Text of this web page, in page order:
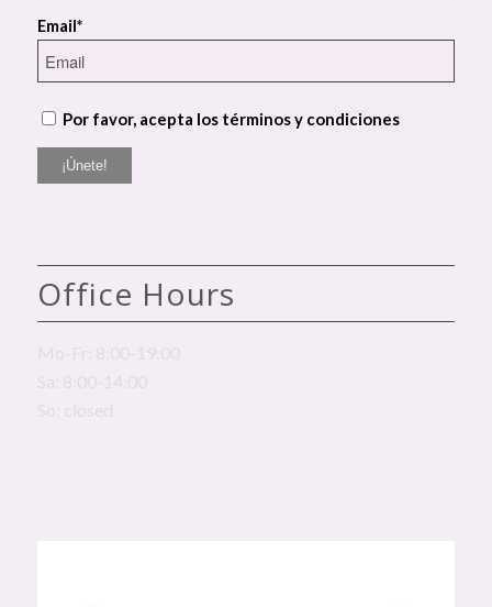
Email*
Por favor, acepta los términos y condiciones
Office Hours
Mo-Fr: 8:00-19:00
Sa: 8:00-14:00
So: closed